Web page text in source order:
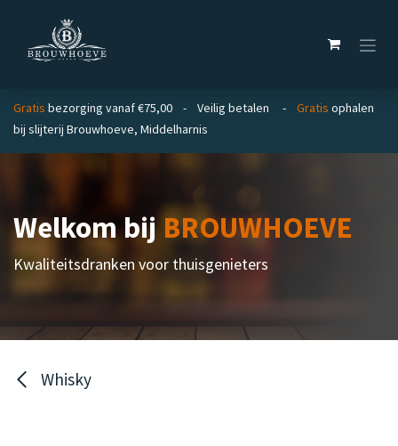
Gratis bezorging vanaf €75,00 - Veilig betalen - Gratis ophalen
bij slijterij Brouwhoeve, Middelharnis
Welkom bijBROUWHOEVE
Kwaliteitsdranken voor thuisgenieters
Whisky